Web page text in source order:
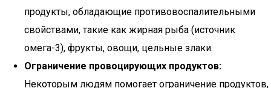
продукты, обладающие противовоспалительными
свойствами, такие как жирная рыба (источник
омега-3), фрукты, овощи, цельные злаки.
Ограничение провоцирующих продуктов:
Некоторым людям помогает ограничение продуктов,